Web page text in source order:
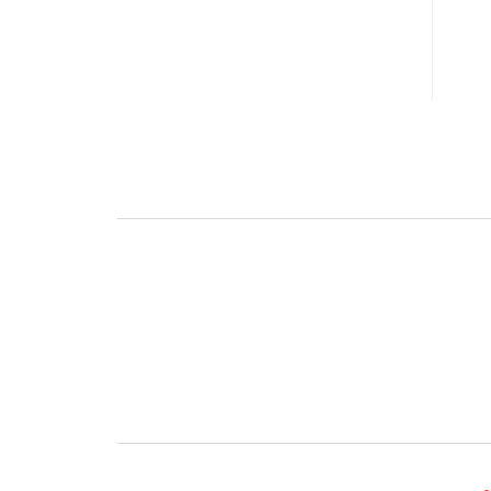
کالا و اطلاع از شرایط دقیق زمان تحویل، با